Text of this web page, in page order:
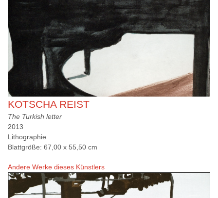
KOTSCHA REIST
The Turkish letter
2013
Lithographie
Blattgröße: 67,00 x 55,50 cm
Andere Werke dieses Künstlers